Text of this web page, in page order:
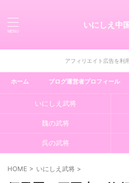
いにしえ中
アフィリエイト広告を利
ホーム ブログ運営者プロフィール
いにしえ武将
魏の武将
呉の武将
HOME > いにしえ武将 >